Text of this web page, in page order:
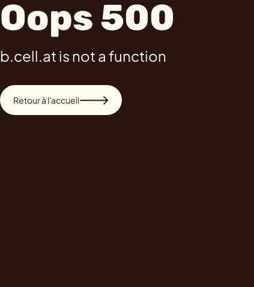
Oops 500
b.cell.at is not a function
Retour à l'accueil